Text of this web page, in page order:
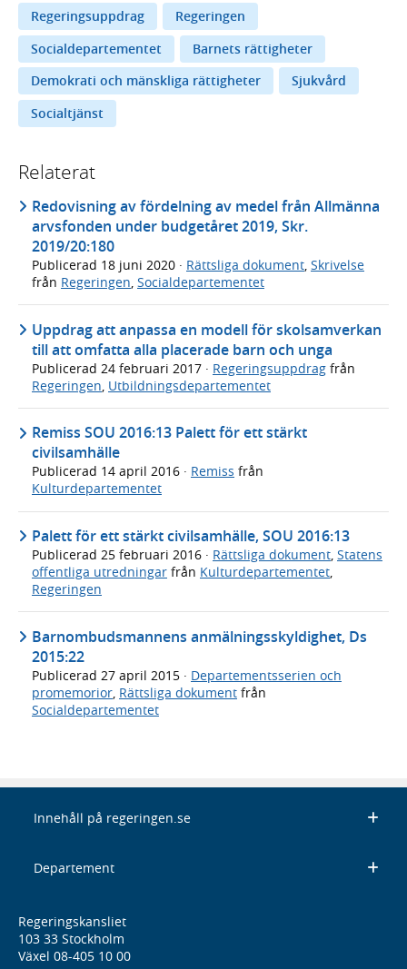
Regeringsuppdrag
Regeringen
Socialdepartementet
Barnets rättigheter
Demokrati och mänskliga rättigheter
Sjukvård
Socialtjänst
Relaterat
Redovisning av fördelning av medel från Allmänna
arvsfonden under budgetåret 2019, Skr.
2019/20:180
Publicerad 18 juni 2020 · Rättsliga dokument, Skrivelse
från Regeringen, Socialdepartementet
Uppdrag att anpassa en modell för skolsamverkan
till att omfatta alla placerade barn och unga
Publicerad 24 februari 2017 · Regeringsuppdrag från
Regeringen Utbildningsdepartementet
Remiss SOU 2016:13 Palett för ett stärkt
civilsamhälle
Publicerad 14 april 2016 · Remiss från
Kulturdepartementet
Palett för ett stärkt civilsamhälle, SOU 2016:13
Publicerad 25 februari 2016 · Rättsliga dokument, Statens
offentliga utredningar från Kulturdepartementet,
Regeringen
Barnombudsmannens anmälningsskyldighet, Ds
2015:22
Publicerad 27 april 2015 · Departementsserien och
promemorior Rättsliga dokument från
Socialdepartementet
Innehåll på regeringen.se
Departement
Regeringskansliet
103 33 Stockholm
Växel 08-405 10 00